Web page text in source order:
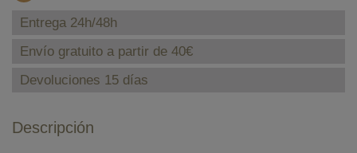
Entrega 24h/48h
Envío gratuito a partir de 40€
Devoluciones 15 días
Descripción